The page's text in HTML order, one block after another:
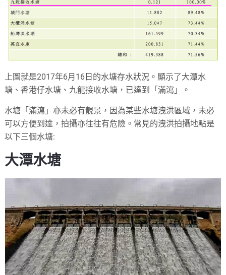
上圖就是2017年6月16日的水塘存水狀況。顯示了大潭水
塘、香港仔水塘、九龍接收水塘，已達到「滿瀉」。
水塘「滿瀉」亦未必有靚景，因為某些水塘洩洪區域，未必
可以方便到達，拍攝亦往往有危險。常見的洩洪拍攝地點是
以下三個水塘:
大潭水塘